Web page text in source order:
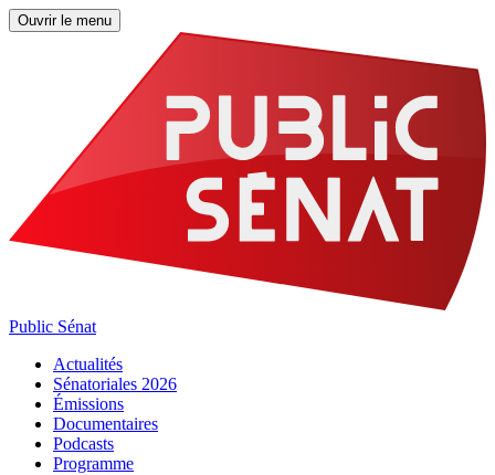
Ouvrir le menu
Public Sénat
Actualités
Sénatoriales 2026
Émissions
Documentaires
Podcasts
Programme